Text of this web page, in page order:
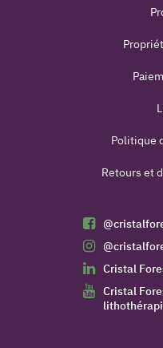
Politique
Retours et
Cristal
Cristal